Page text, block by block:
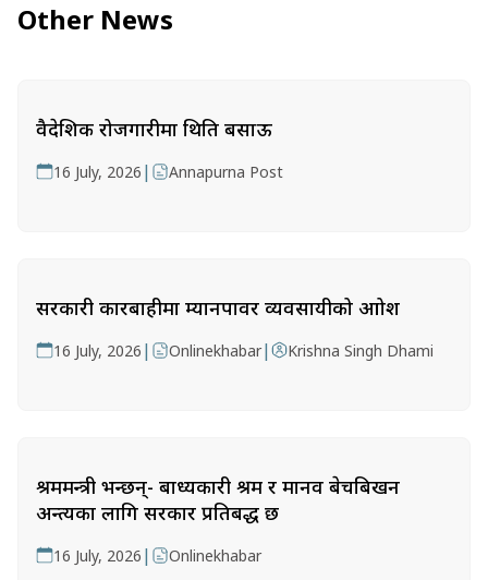
Other News
वैदेशिक रोजगारीमा थिति बसाऊ
16 July, 2026 | Annapurna Post
सरकारी कारबाहीमा म्यानपावर व्यवसायीको आक्रोश
16 July, 2026 | Onlinekhabar| Krishna Singh Dhami
श्रममन्त्री भन्छन्- बाध्यकारी श्रम र मानव बेचबिखन
अन्त्यका लागि सरकार प्रतिबद्ध छ
16 July, 2026 | Onlinekhabar